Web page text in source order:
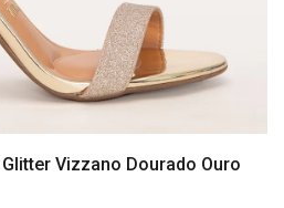
Vizzano Dourado Ouro